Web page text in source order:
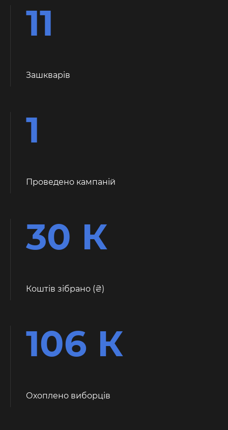
11
Зашкварiв
1
Проведено кампаній
30 К
Коштів зібрано ( )
106 К
Охоплено виборців